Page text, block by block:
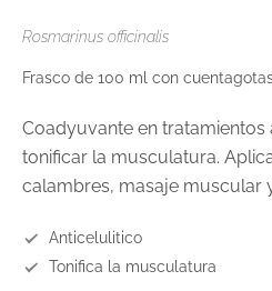
Rosmarinus officinalis
Frasco de 100 ml con
Coadyuvante en tratamientos
tonificar la musculatura.
calambres, masaje muscular
Anticelulitico
Tonifica la musculatura